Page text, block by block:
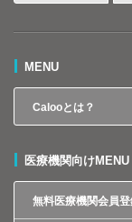
MENU
Calooとは？
医療機関向けMENU
無料医療機関会員